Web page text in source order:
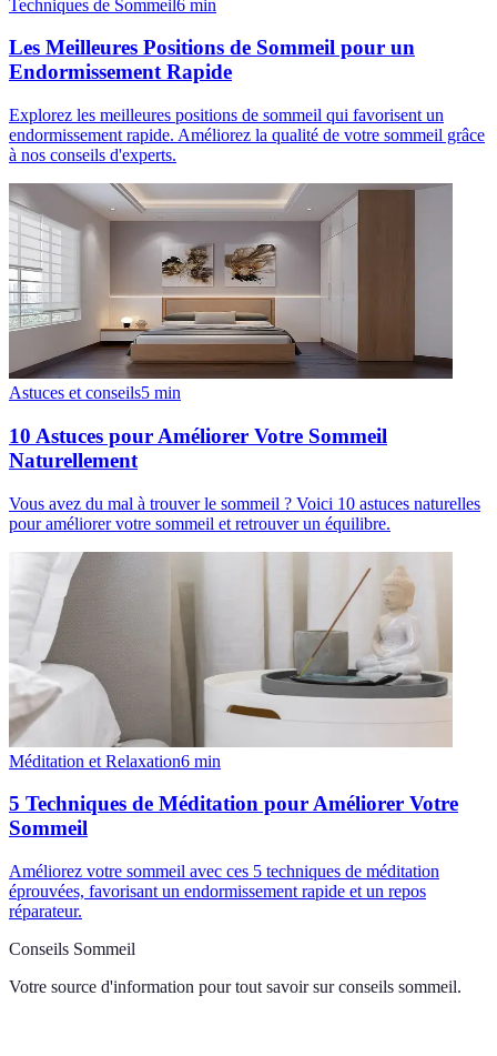
Techniques de Sommeil 6 min
Les Meilleures Positions de Sommeil pour un
Endormissement Rapide
Explorez les meilleures positions de sommeil qui favorisent un
endormissement rapide. Améliorez la qualité de votre sommeil grâce
à nos conseils d'experts.
Astuces et conseils5 min
10 Astuces pour Améliorer Votre Sommeil
Naturellement
Vous avez du mal à trouver le sommeil ? Voici 10 astuces naturelles
pour améliorer votre sommeil et retrouver un équilibre.
Méditation et Relaxation6 min
5 Techniques de Méditation pour Améliorer Votre
Sommeil
Améliorez votre sommeil avec ces 5 techniques de méditation
éprouvées, favorisant un endormissement rapide et un repos
réparateur.
Conseils Sommeil
Votre source d'information pour tout savoir sur conseils sommeil.